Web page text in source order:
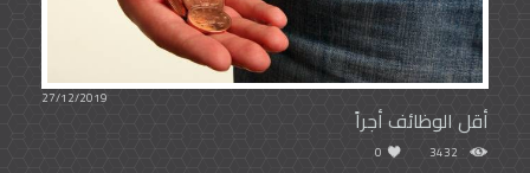
27/12/2019
أقل الوظائف أجراً
3432
0